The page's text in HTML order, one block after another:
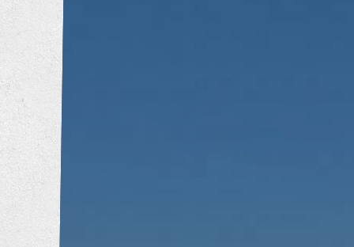
トイレリフォーム
洗面所リフォーム
キッチンリフォーム
増改築工事